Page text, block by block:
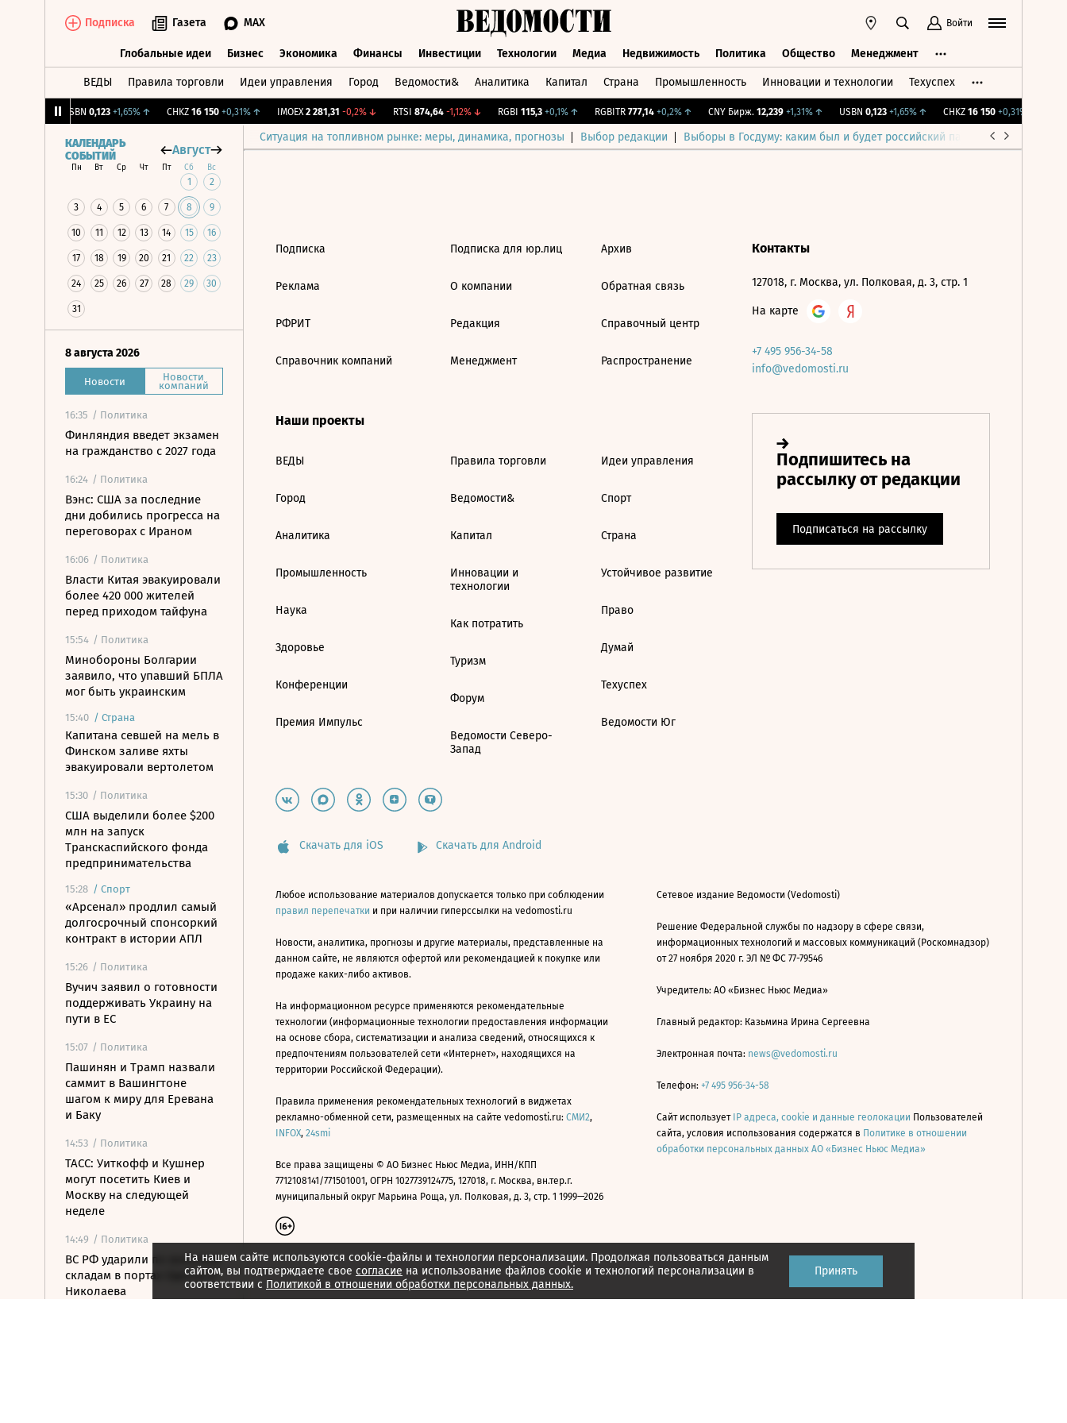
Подписка Газета MAX Войти
Глобальные идеи Бизнес Экономика Финансы Инвестиции Технологии Медиа Недвижимость Политика Общество Менеджмент
ВЕДЫ Правила торговли Идеи управления Город Ведомости& Аналитика Капитал Страна Промышленность Инновации и технологии Техуспех
USBN 0,123 +1,65%↑ CHKZ 16 150 +0,31%↑ IMOEX 2 281,31 -0,2%↓ RTSI 874,64 -1,12%↓ RGBI 115,3 +0,1%↑ RGBITR 777,14 +0,2%↑ CNY Бирж. 12,239 +1,31%↑ USBN 0,123 +1,65%↑ CHKZ 16 150 +0,31%
Ситуация на топливном рынке: меры, динамика, прогнозы Выбор редакции Выборы в Госдуму: каким был и будет российский парламент
КАЛЕНДАРЬ
СОБЫТИЙ
Август
Пн Вт Ср Чт Пт Сб Вс
1 2
3 4 5 6 7 8 9
10 11 12 13 14 15 16
17 18 19 20 21 22 23
24 25 26 27 28 29 30
31
8 августа 2026
Новости Новости
компаний
16:35 / Политика
Финляндия введет экзамен
на гражданство с 2027 года
16:24 / Политика
Вэнс: США за последние
дни добились прогресса на
переговорах с Ираном
16:06 / Политика
Власти Китая эвакуировали
более 420 000 жителей
перед приходом тайфуна
15:54 / Политика
Минобороны Болгарии
заявило, что упавший БПЛА
мог быть украинским
15:40 / Страна
Капитана севшей на мель в
Финском заливе яхты
эвакуировали вертолетом
15:30 / Политика
США выделили более $200
млн на запуск
Транскаспийского фонда
предпринимательства
15:28 / Спорт
«Арсенал» продлил самый
долгосрочный спонсоркий
контракт в истории АПЛ
15:26 / Политика
Вучич заявил о готовности
поддерживать Украину на
пути в ЕС
15:07 / Политика
Пашинян и Трамп назвали
саммит в Вашингтоне
шагом к миру для Еревана
и Баку
14:53 / Политика
ТАСС: Уиткофф и Кушнер
могут посетить Киев и
Москву на следующей
неделе
14:49 / Политика
ВС РФ ударили по военным
складам в портах Одессы и
Николаева
На нашем сайте используются cookie-файлы и технологии персонализации. Продолжая пользоваться данным
сайтом, вы подтверждаете свое согласие на использование файлов cookie и технологий персонализации в
соответствии с Политикой в отношении обработки персональных данных.
Принять
Подписка
Реклама
РФРИТ
Справочник компаний
Подписка для юр.лиц
О компании
Редакция
Менеджмент
Архив
Обратная связь
Справочный центр
Распространение
Наши проекты
ВЕДЫ
Город
Аналитика
Промышленность
Наука
Здоровье
Конференции
Премия Импульс
Правила торговли
Ведомости&
Капитал
Инновации и
технологии
Как потратить
Туризм
Форум
Ведомости Северо-
Запад
Идеи управления
Спорт
Страна
Устойчивое развитие
Право
Думай
Техуспех
Ведомости Юг
Контакты
127018, г. Москва, ул. Полковая, д. 3, стр. 1
На карте
+7 495 956-34-58
info@vedomosti.ru
Скачать для iOS Скачать для Android
Любое использование материалов допускается только при соблюдении
правил перепечатки и при наличии гиперссылки на vedomosti.ru
Новости, аналитика, прогнозы и другие материалы, представленные на
данном сайте, не являются офертой или рекомендацией к покупке или
продаже каких-либо активов.
На информационном ресурсе применяются рекомендательные
технологии (информационные технологии предоставления информации
на основе сбора, систематизации и анализа сведений, относящихся к
предпочтениям пользователей сети «Интернет», находящихся на
территории Российской Федерации).
Правила применения рекомендательных технологий в виджетах
рекламно-обменной сети, размещенных на сайте vedomosti.ru: СМИ2,
INFOX, 24smi
Все права защищены © АО Бизнес Ньюс Медиа, ИНН/КПП
7712108141/771501001, ОГРН 1027739124775, 127018, г. Москва, вн.тер.г.
муниципальный округ Марьина Роща, ул. Полковая, д. 3, стр. 1 1999—2026
Сетевое издание Ведомости (Vedomosti)
Решение Федеральной службы по надзору в сфере связи,
информационных технологий и массовых коммуникаций (Роскомнадзор)
от 27 ноября 2020 г. ЭЛ № ФС 77-79546
Учредитель: АО «Бизнес Ньюс Медиа»
Главный редактор: Казьмина Ирина Сергеевна
Электронная почта: news@vedomosti.ru
Телефон: +7 495 956-34-58
Сайт использует IP адреса, cookie и данные геолокации Пользователей
сайта, условия использования содержатся в Политике в отношении
обработки персональных данных АО «Бизнес Ньюс Медиа»